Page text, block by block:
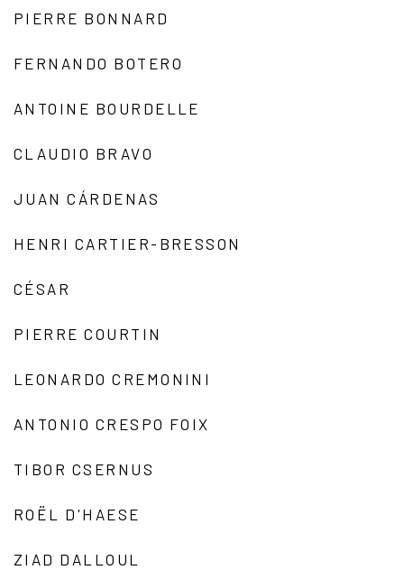
PIERRE BONNARD
FERNANDO BOTERO
ANTOINE BOURDELLE
CLAUDIO BRAVO
JUAN CÁRDENAS
HENRI CARTIER-BRESSON
CÉSAR
PIERRE COURTIN
LEONARDO CREMONINI
ANTONIO CRESPO FOIX
TIBOR CSERNUS
ROËL D'HAESE
ZIAD DALLOUL